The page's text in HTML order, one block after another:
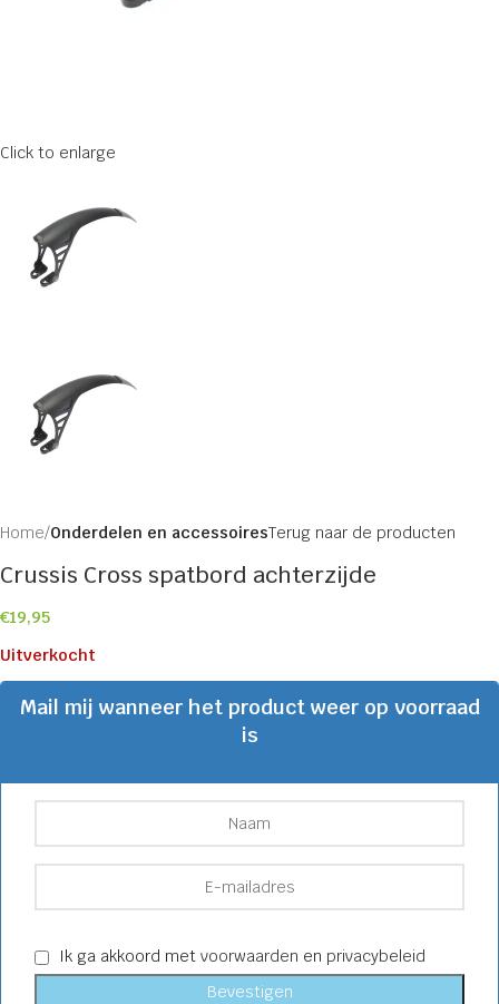
Click to enlarge
Home Onderdelen en accessoiresTerug naar de producten
Crussis Cross spatbord achterzijde
€19,95
Uitverkocht
Mail mij wanneer het product weer op voorraad
is
Ik ga akkoord met voorwaarden en privacybeleid
Bevestigen